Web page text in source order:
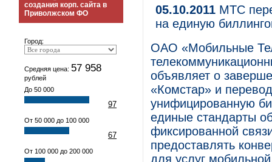
создания корп. сайта в
Приволжском ФО
Город:
Средняя цена: 57 958
рублей
До 50 000
97
От 50 000 до 100 000
67
От 100 000 до 200 000
05.10.2011 МТС
на единую
ОАО «Мобильные
объявляет о
«Комстар» и
унифицированную
единые стандарты
фиксированной
предоставлять
для услуг